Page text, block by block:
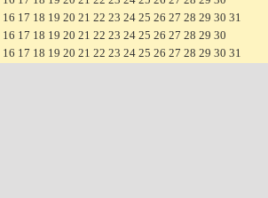
16 17 18 19 20 21 22 23 24 25 26 27 28 29 30 31
16 17 18 19 20 21 22 23 24 25 26 27 28 29 30
16 17 18 19 20 21 22 23 24 25 26 27 28 29 30 31